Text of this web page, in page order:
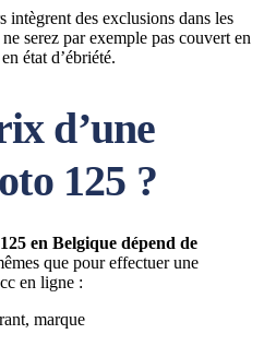
intègrent des exclusions dans les
serez par exemple pas couvert en
état d’ébriété.
d’une
125 ?
en Belgique dépend de
que pour effectuer une
en ligne :
marque